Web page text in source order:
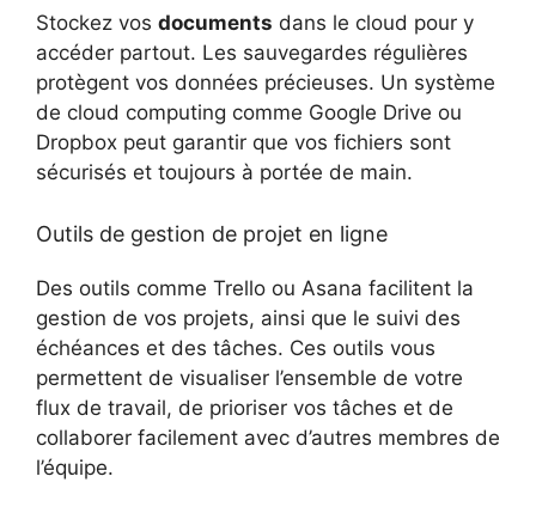
Stockez vos documents dans le cloud pour y
accéder partout. Les sauvegardes régulières
protègent vos données précieuses. Un système
de cloud computing comme Google Drive ou
Dropbox peut garantir que vos fichiers sont
sécurisés et toujours à portée de main.
Outils de gestion de projet en ligne
Des outils comme Trello ou Asana facilitent la
gestion de vos projets, ainsi que le suivi des
échéances et des tâches. Ces outils vous
permettent de visualiser l’ensemble de votre
flux de travail, de prioriser vos tâches et de
collaborer facilement avec d’autres membres de
l’équipe.